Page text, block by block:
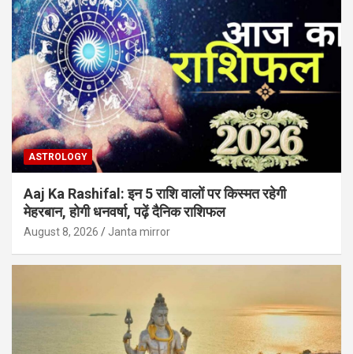
ASTROLOGY
Aaj Ka Rashifal: इन 5 राशि वालों पर किस्मत रहेगी
मेहरबान, होगी धनवर्षा, पढ़ें दैनिक राशिफल
August 8, 2026 Janta mirror